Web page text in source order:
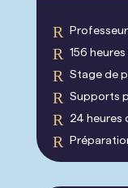
R
R 156
R Stage de
R Supports
R 24 heures
R